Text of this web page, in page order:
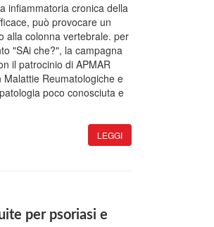
infiammatoria cronica della
può provocare un
alla colonna vertebrale. per
"SAi che?", la campagna
il patrocinio di APMAR
Reumatologiche e
poco conosciuta e
LEGGI
per psoriasi e